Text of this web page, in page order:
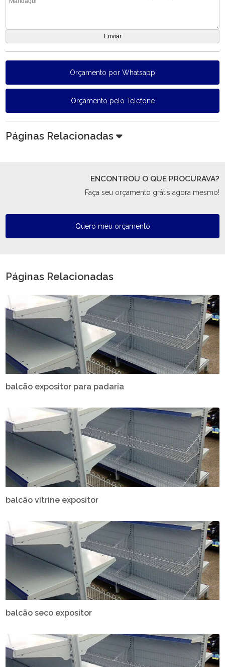
Orçamento por Whatsapp
Orçamento pelo Telefone
Páginas Relacionadas
ENCONTROU O QUE PROCURAVA?
Faça seu orçamento grátis agora mesmo!
Quero meu orçamento
Páginas Relacionadas
balcão expositor para padaria
balcão vitrine expositor
balcão seco expositor